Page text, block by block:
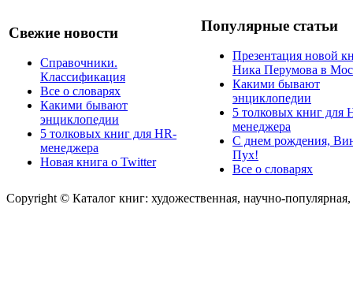
Свежие новости
Справочники.
Классификация
Все о словарях
Какими бывают
энциклопедии
5 толковых книг для HR-
менеджера
Новая книга о Twitter
Популярные статьи
Презентация новой
Ника Перумова в
Какими бывают
энциклопедии
5 толковых книг для
менеджера
С днем рождения,
Пух!
Все о словарях
Copyright © Каталог книг: художественная, научно-